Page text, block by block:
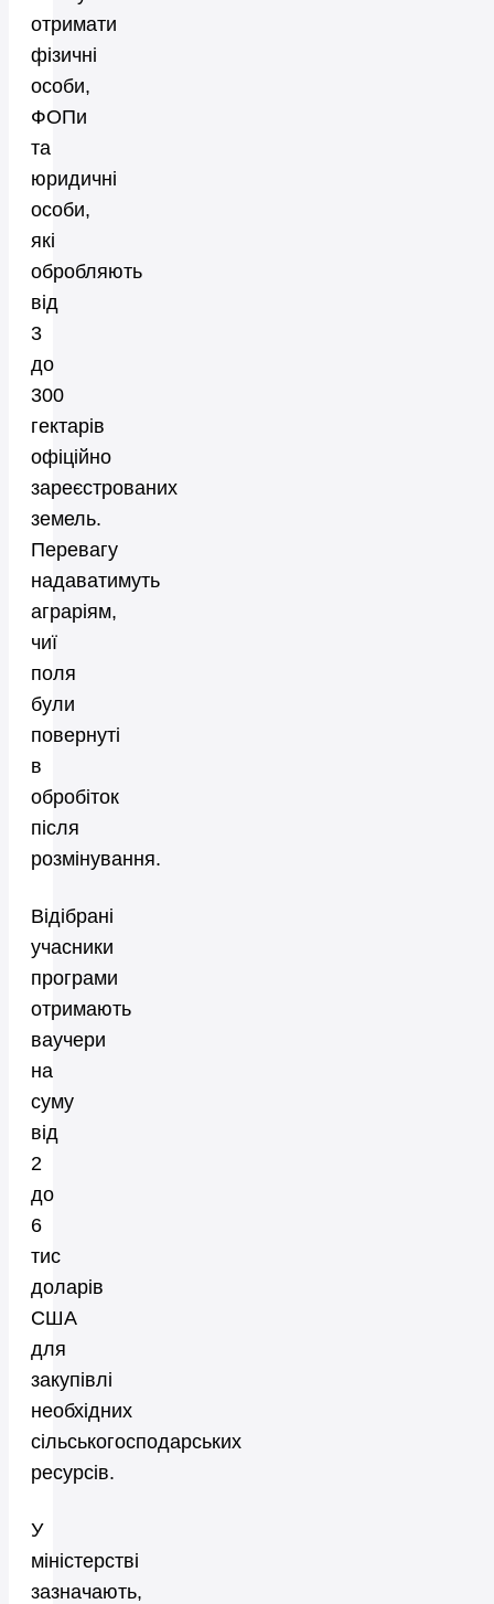
отримати
фізичні
особи,
ФОПи
та
юридичні
особи,
які
обробляють
від
3
до
300
гектарів
офіційно
зареєстрованих
земель.
Перевагу
надаватимуть
аграріям,
чиї
поля
були
повернуті
в
обробіток
після
розмінування.
Відібрані
учасники
програми
отримають
ваучери
на
суму
від
2
до
6
тис
доларів
США
для
закупівлі
необхідних
сільськогосподарських
ресурсів.
У
міністерстві
зазначають,